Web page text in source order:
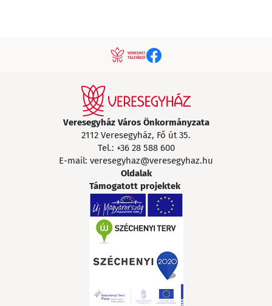
Veresegyház Város Önkormányzata
2112 Veresegyház, Fő út 35.
Tel.: +36 28 588 600
E-mail: veresegyhaz@veresegyhaz.hu
Oldalak
Támogatott projektek